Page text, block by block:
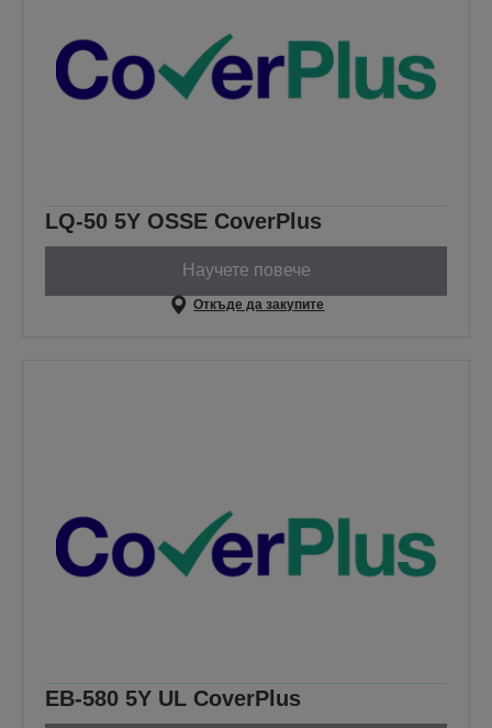
LQ-50 5Y OSSE CoverPlus
Научете повече
Откъде да закупите
EB-580 5Y UL CoverPlus